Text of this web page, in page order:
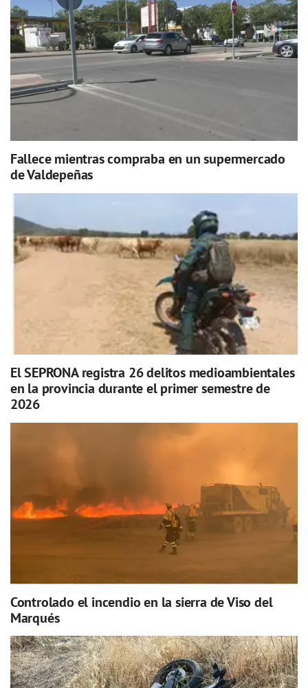
Fallece mientras compraba en un supermercado
de Valdepeñas
El SEPRONA registra 26 delitos medioambientales
en la provincia durante el primer semestre de
2026
Controlado el incendio en la sierra de Viso del
Marqués